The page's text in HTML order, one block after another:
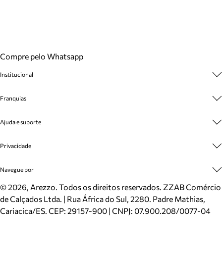
Compre pelo Whatsapp
Institucional
Cashback
Venda Corporativa
Mapa do Site
Inverno
Mundo Arezzo
Franquias
Plano de Negócio
Ajuda e suporte
Cadastro
Meus Pedidos
Trocas e Devoluções
Cartão Presente
Localizador de lojas
Privacidade
Politica e Privacidade
Navegue por
Sapatos
Bolsas
Scarpins
©2026, Arezzo. Todos os direitos reservados. ZZAB Comércio
de Calçados Ltda. | Rua África do Sul, 2280. Padre Mathias,
Cariacica/ES. CEP: 29157-900 | CNPJ: 07.900.208/0077-04